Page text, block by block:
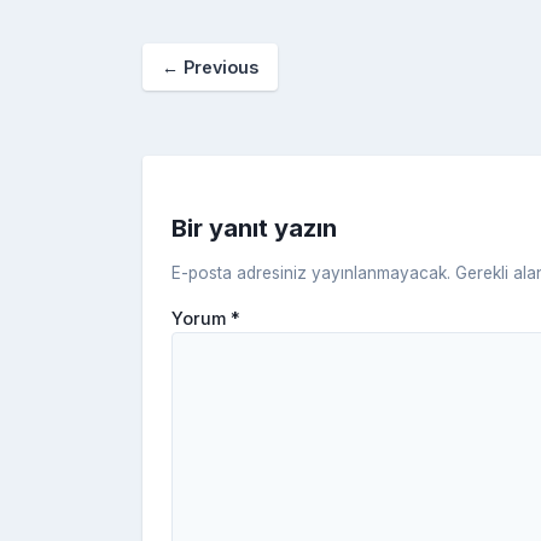
b
o
← Previous
Bir yanıt yazın
E-posta adresiniz yayınlanmayacak. Gerekli
Yorum *